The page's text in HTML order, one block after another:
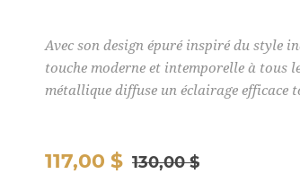
Avec son design épuré inspiré du style
touche moderne et intemporelle à tous
métallique diffuse un éclairage efficace
130,00 $
117,00 $